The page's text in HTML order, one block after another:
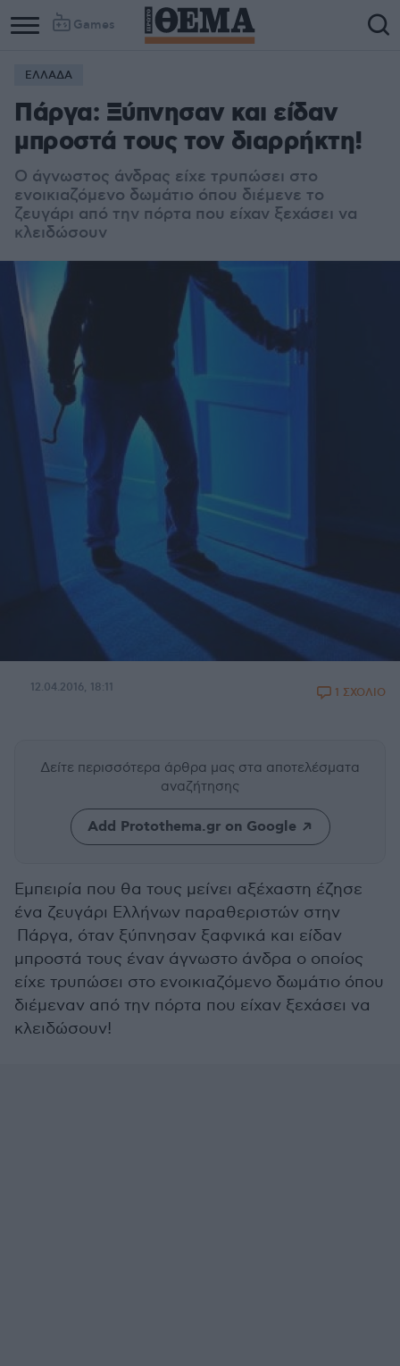
Games
ΕΛΛΑΔΑ
Πάργα: Ξύπνησαν και είδαν
μπροστά τους τον διαρρήκτη!
Ο άγνωστος άνδρας είχε τρυπώσει στο
ενοικιαζόμενο δωμάτιο όπου διέμενε το
ζευγάρι από την πόρτα που είχαν ξεχάσει να
κλειδώσουν
12.04.2016, 18:11 1 ΣΧΟΛΙΟ
Δείτε περισσότερα άρθρα μας στα αποτελέσματα
αναζήτησης
Add Protothema.gr on Google
Εμπειρία που θα τους μείνει αξέχαστη έζησε
ένα ζευγάρι Ελλήνων παραθεριστών στην
Πάργα, όταν ξύπνησαν ξαφνικά και είδαν
μπροστά τους έναν άγνωστο άνδρα ο οποίος
είχε τρυπώσει στο ενοικιαζόμενο δωμάτιο όπου
διέμεναν από την πόρτα που είχαν ξεχάσει να
κλειδώσουν!